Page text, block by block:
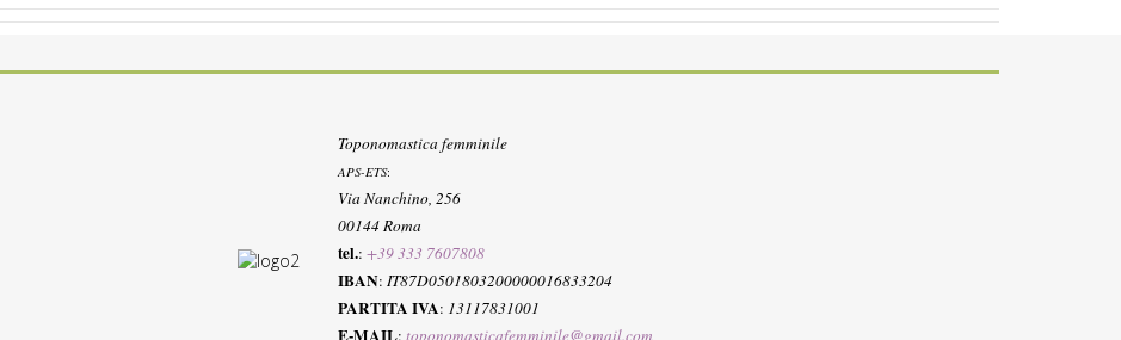
Toponomastica femminile
APS-ETS:
Via Nanchino, 256
00144 Roma
tel.: +39 333 7607808
IBAN: IT87D0501803200000016833204
PARTITA IVA: 13117831001